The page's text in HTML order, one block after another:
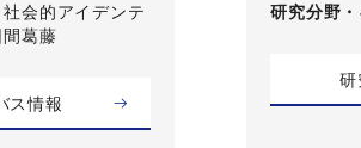
会的アイデンテ
間葛藤
ス情報
研究分野・
研